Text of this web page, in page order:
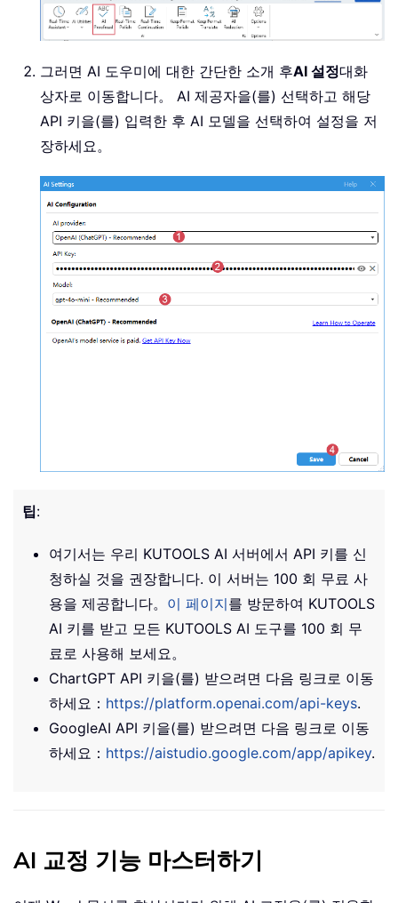
그러면 AI 도우미에 대한 간단한 소개 후AI 설정대화
상자로 이동합니다。 AI 제공자을(를) 선택하고 해당
API 키을(를) 입력한 후 AI 모델을 선택하여 설정을 저
장하세요。
팁:
여기서는 우리 KUTOOLS AI 서버에서 API 키를 신
청하실 것을 권장합니다. 이 서버는 100 회 무료 사
용을 제공합니다。 이 페이지를 방문하여 KUTOOLS
AI 키를 받고 모든 KUTOOLS AI 도구를 100 회 무
료로 사용해 보세요。
ChartGPT API 키을(를) 받으려면 다음 링크로 이동
하세요： https://platform.openai.com/api-keys.
GoogleAI API 키을(를) 받으려면 다음 링크로 이동
하세요： https://aistudio.google.com/app/apikey.
AI 교정 기능 마스터하기